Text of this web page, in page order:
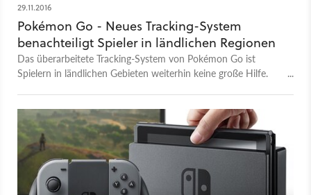
29.11.2016
Pokémon Go - Neues Tracking-System
benachteiligt Spieler in ländlichen Regionen
Das überarbeitete Tracking-System von Pokémon Go ist
Spielern in ländlichen Gebieten weiterhin keine große Hilfe.